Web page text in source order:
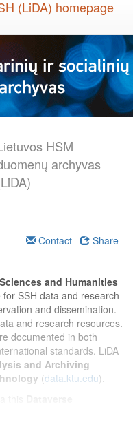
HSM
archyvas
Contact Share
and Humanities
SSH data and research
and dissemination.
and research resources.
documented in both
standards. LiDA
and Archiving
(data.ktu.edu).